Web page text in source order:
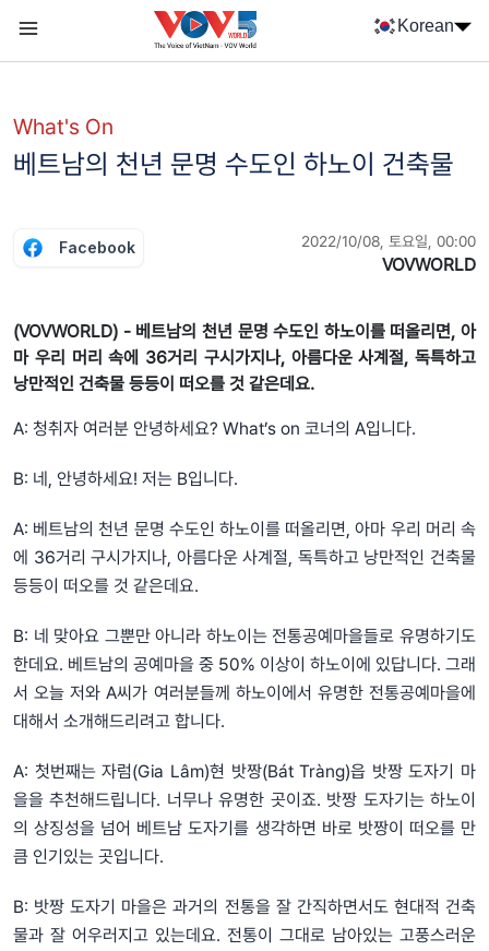
Korean
What's On
베트남의 천년 문명 수도인 하노이 건축물
Facebook 2022/10/08, 토요일, 00:00
VOVWORLD
(VOVWORLD) - 베트남의 천년 문명 수도인 하노이를 떠올리면, 아
마 우리 머리 속에 36거리 구시가지나, 아름다운 사계절, 독특하고
낭만적인 건축물 등등이 떠오를 것 같은데요.
A: 청취자 여러분 안녕하세요? What’s on 코너의 A입니다.
B: 네, 안녕하세요! 저는 B입니다.
A: 베트남의 천년 문명 수도인 하노이를 떠올리면, 아마 우리 머리 속
에 36거리 구시가지나, 아름다운 사계절, 독특하고 낭만적인 건축물
등등이 떠오를 것 같은데요.
B: 네 맞아요 그뿐만 아니라 하노이는 전통공예마을들로 유명하기도
한데요. 베트남의 공예마을 중 50% 이상이 하노이에 있답니다. 그래
서 오늘 저와 A씨가 여러분들께 하노이에서 유명한 전통공예마을에
대해서 소개해드리려고 합니다.
A: 첫번째는 자럼(Gia Lâm)현 밧짱(Bát Tràng)읍 밧짱 도자기 마
을을 추천해드립니다. 너무나 유명한 곳이죠. 밧짱 도자기는 하노이
의 상징성을 넘어 베트남 도자기를 생각하면 바로 밧짱이 떠오를 만
큼 인기있는 곳입니다.
B: 밧짱 도자기 마을은 과거의 전통을 잘 간직하면서도 현대적 건축
물과 잘 어우러지고 있는데요. 전통이 그대로 남아있는 고풍스러운